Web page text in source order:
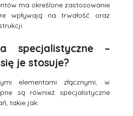
ma określone zastosowanie
wpływają na trwałość oraz
specjalistyczne –
je stosuje?
elementami złącznymi, w
są również specjalistyczne
takie jak: